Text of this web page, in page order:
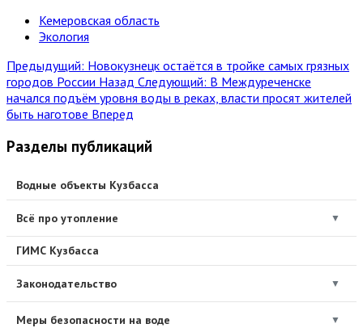
Кемеровская область
Экология
Предыдущий: Новокузнецк остаётся в тройке самых грязных
городов России Назад Следующий: В Междуреченске
начался подъём уровня воды в реках, власти просят жителей
быть наготове Вперед
Разделы публикаций
Водные объекты Кузбасса
Всё про утопление ▼
ГИМС Кузбасса
Законодательство ▼
Меры безопасности на воде ▼